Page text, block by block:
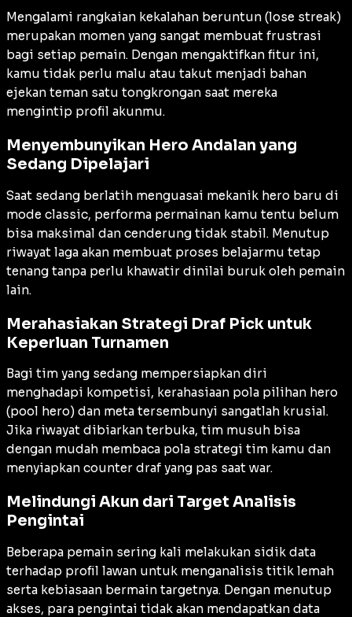
Mengalami rangkaian kekalahan beruntun (lose streak)
merupakan momen yang sangat membuat frustrasi
bagi setiap pemain. Dengan mengaktifkan fitur ini,
kamu tidak perlu malu atau takut menjadi bahan
ejekan teman satu tongkrongan saat mereka
mengintip profil akunmu.
Menyembunyikan Hero Andalan yang
Sedang Dipelajari
Saat sedang berlatih menguasai mekanik hero baru di
mode classic, performa permainan kamu tentu belum
bisa maksimal dan cenderung tidak stabil. Menutup
riwayat laga akan membuat proses belajarmu tetap
tenang tanpa perlu khawatir dinilai buruk oleh pemain
lain.
Merahasiakan Strategi Draf Pick untuk
Keperluan Turnamen
Bagi tim yang sedang mempersiapkan diri
menghadapi kompetisi, kerahasiaan pola pilihan hero
(pool hero) dan meta tersembunyi sangatlah krusial.
Jika riwayat dibiarkan terbuka, tim musuh bisa
dengan mudah membaca pola strategi tim kamu dan
menyiapkan counter draf yang pas saat war.
Melindungi Akun dari Target Analisis
Pengintai
Beberapa pemain sering kali melakukan sidik data
terhadap profil lawan untuk menganalisis titik lemah
serta kebiasaan bermain targetnya. Dengan menutup
akses, para pengintai tidak akan mendapatkan data